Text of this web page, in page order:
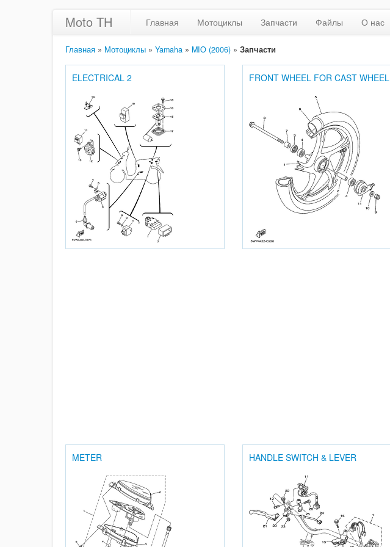
Moto TH Главная Мотоциклы Запчасти Файлы О нас
Главная » Мотоциклы » Yamaha » MIO (2006) » Запчасти
ELECTRICAL 2 FRONT WHEEL FOR CAST WHEEL
METER HANDLE SWITCH & LEVER